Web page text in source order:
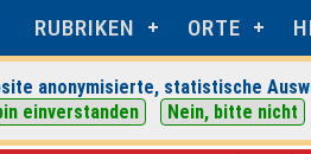
RUBRIKEN ORTE
anonymisierte, statistische
einverstanden Nein, bitte nicht
>Porsche Experience Center